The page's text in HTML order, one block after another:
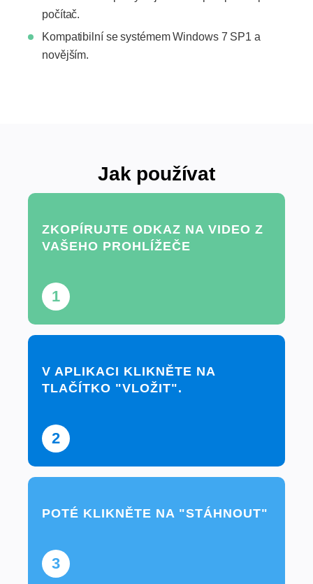
počítač.
Kompatibilní se systémem Windows 7 SP1 a
novějším.
Jak používat
1
ZKOPÍRUJTE ODKAZ NA VIDEO Z
VAŠEHO PROHLÍŽEČE
2
V APLIKACI KLIKNĚTE NA
TLAČÍTKO "VLOŽIT".
3
POTÉ KLIKNĚTE NA "STÁHNOUT"